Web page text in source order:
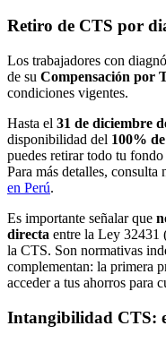
Retiro de CTS por
Los trabajadores con
de su Compensación por
condiciones vigentes.
Hasta el 31 de diciembre
disponibilidad del 100%
puedes retirar todo tu
Para más detalles, consulta
en Perú.
Es importante señalar que
directa entre la Ley 32431
la CTS. Son normativas
complementan: la primera
acceder a tus ahorros para
Intangibilidad CTS: